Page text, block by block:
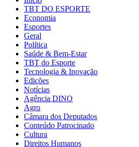
TBT DO ESPORTE
Economia
Esportes
Geral
Política
Saúde & Bem-Estar
TBT do Esporte
Tecnologia & Inovação
Edições
Notícias
Agência DINO
Agro
Câmara dos Deputados
Conteúdo Patrocinado
Cultura
Direitos Humanos